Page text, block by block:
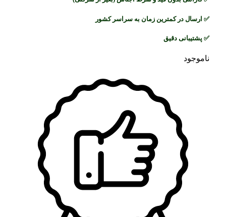
✅ ارسال در کمترین زمان به سراسر کشور
✅ پشتیبانی دقیق
ناموجود